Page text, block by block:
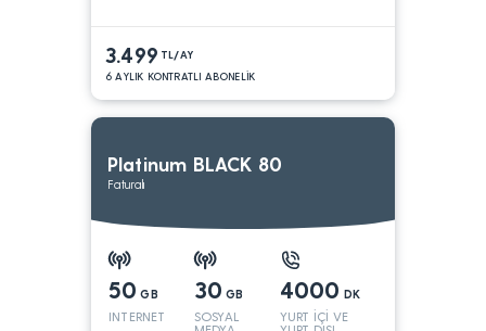
3.499 TL/AY
6 AYLIK KONTRATLI ABONELİK
Platinum BLACK 80
Faturalı
50 GB
INTERNET
30 GB
SOSYAL
4000 DK
YURT İÇİ VE